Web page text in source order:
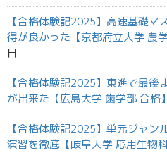
【合格体験記2025】高速基礎
得が良かった【京都府立大学 農
日
【合格体験記2025】東進で最後
が出来た【広島大学 歯学部 合格】
【合格体験記2025】単元ジャ
演習を徹底【岐阜大学 応用生物